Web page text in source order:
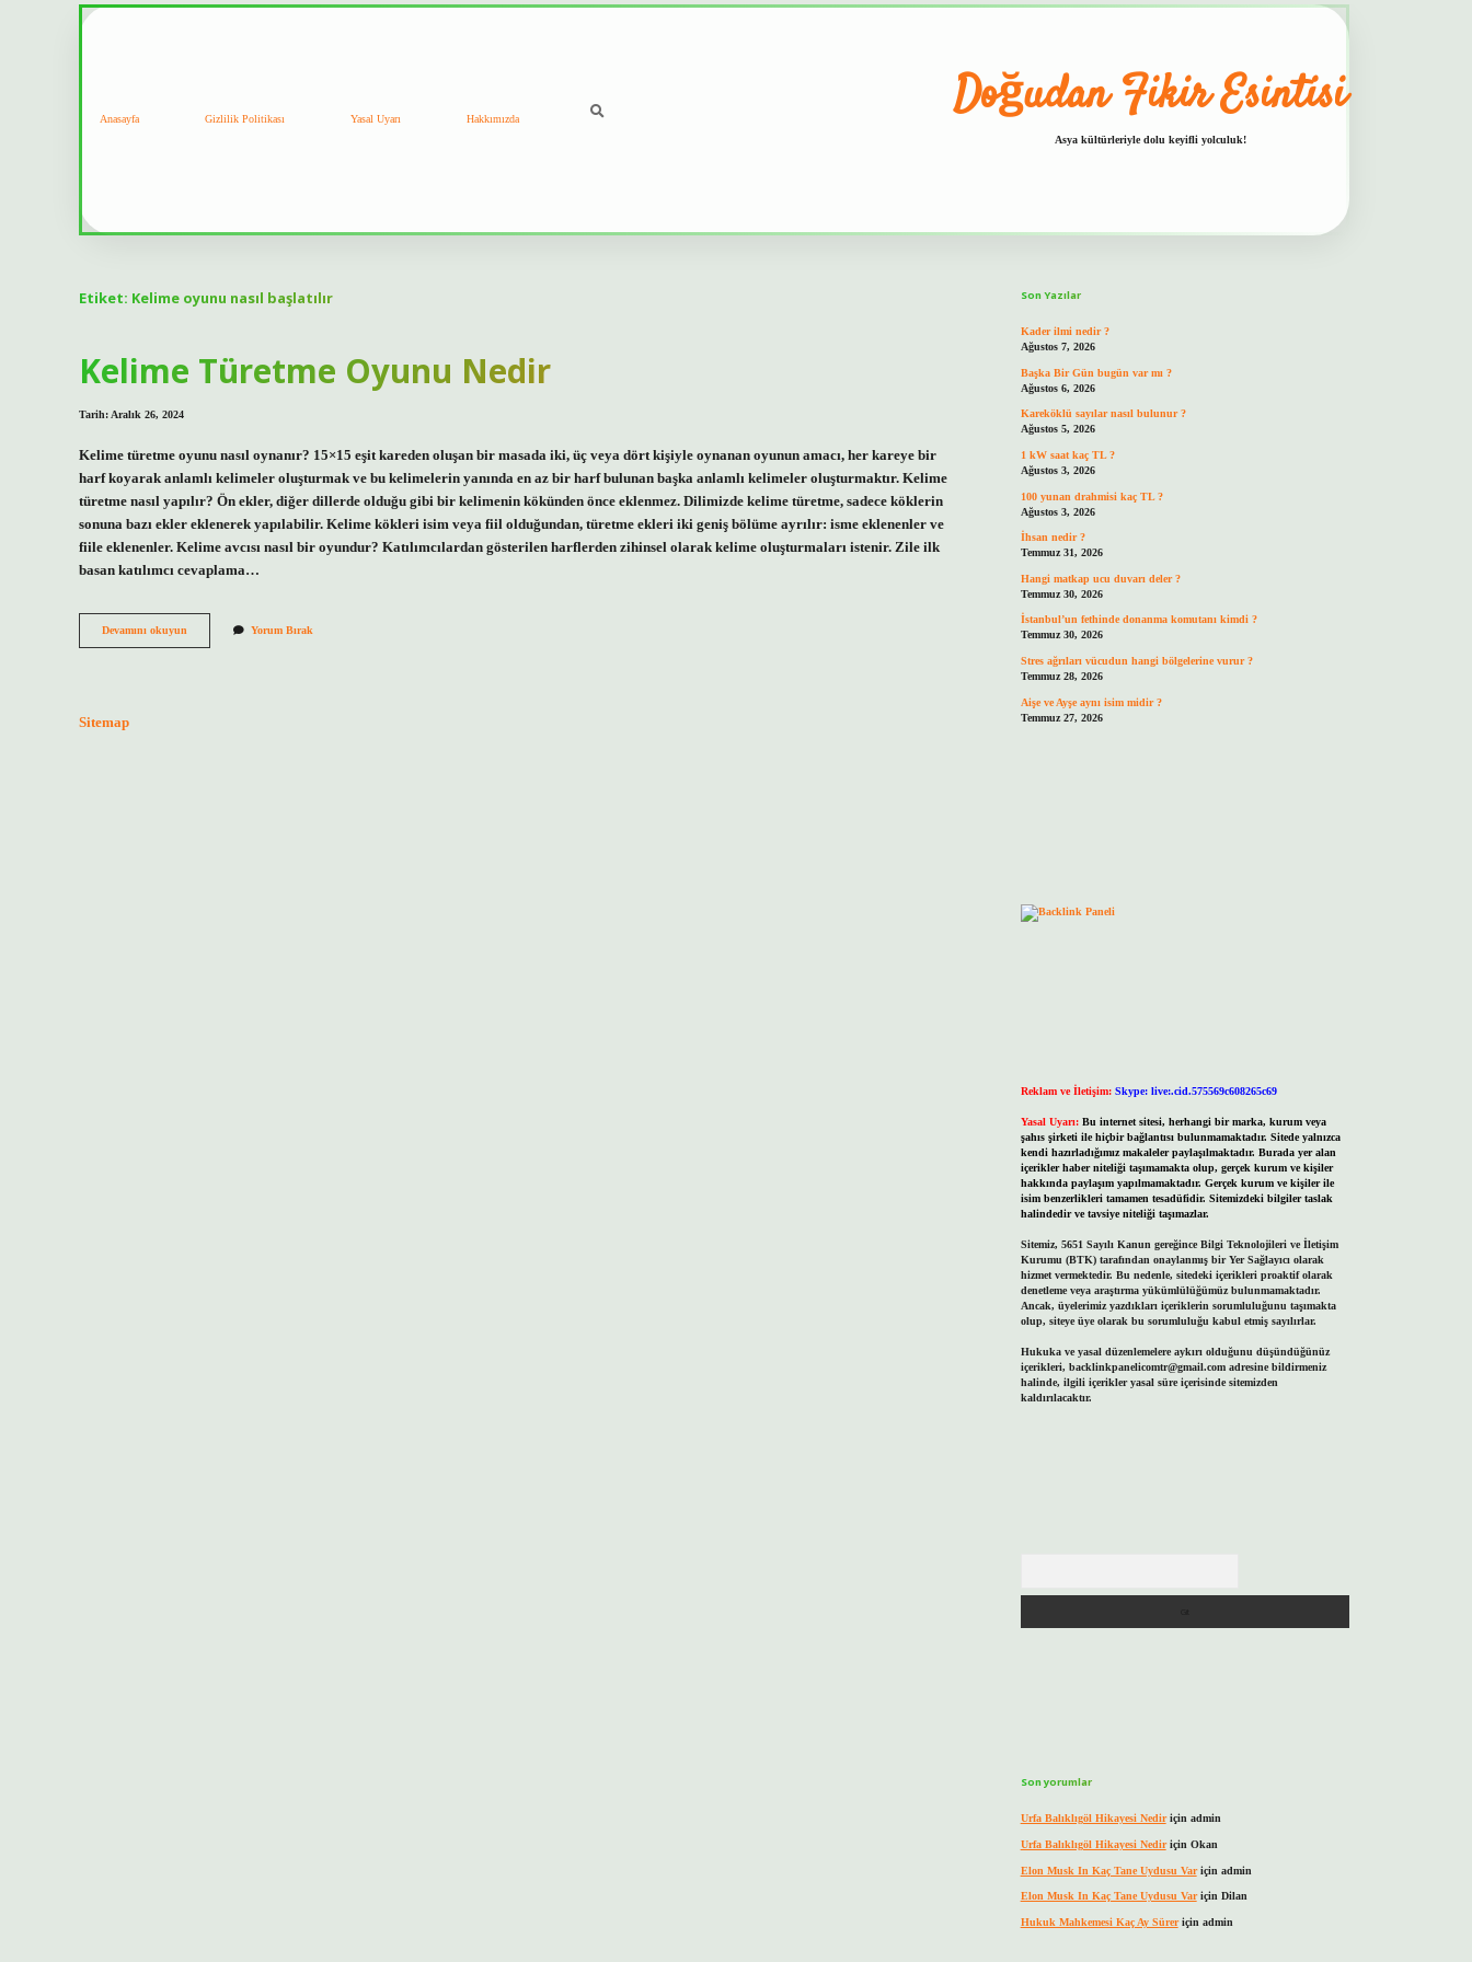
Anasayfa Gizlilik Politikası Yasal Uyarı Hakkımızda Doğudan Fikir Esintisi
Asya kültürleriyle dolu keyifli yolculuk!
Etiket: Kelime oyunu nasıl başlatılır
Kelime Türetme Oyunu Nedir
Tarih: Aralık 26, 2024
Kelime türetme oyunu nasıl oynanır? 15×15 eşit kareden oluşan bir masada iki, üç veya dört kişiyle oynanan oyunun amacı, her kareye bir
harf koyarak anlamlı kelimeler oluşturmak ve bu kelimelerin yanında en az bir harf bulunan başka anlamlı kelimeler oluşturmaktır. Kelime
türetme nasıl yapılır? Ön ekler, diğer dillerde olduğu gibi bir kelimenin kökünden önce eklenmez. Dilimizde kelime türetme, sadece köklerin
sonuna bazı ekler eklenerek yapılabilir. Kelime kökleri isim veya fiil olduğundan, türetme ekleri iki geniş bölüme ayrılır: isme eklenenler ve
fiile eklenenler. Kelime avcısı nasıl bir oyundur? Katılımcılardan gösterilen harflerden zihinsel olarak kelime oluşturmaları istenir. Zile ilk
basan katılımcı cevaplama…
Devamını okuyun
Türetme
Yorum Bırak
Sitemap
Son Yazılar
Kader ilmi nedir ?
Ağustos 7, 2026
Başka Bir Gün bugün var mı ?
Ağustos 6, 2026
Kareköklü sayılar nasıl bulunur ?
Ağustos 5, 2026
1 kW saat kaç TL ?
Ağustos 3, 2026
100 yunan drahmisi kaç TL ?
Ağustos 3, 2026
İhsan nedir ?
Temmuz 31, 2026
Hangi matkap ucu duvarı deler ?
Temmuz 30, 2026
İstanbul’un fethinde donanma komutanı kimdi ?
Temmuz 30, 2026
Stres ağrıları vücudun hangi bölgelerine vurur ?
Temmuz 28, 2026
Aişe ve Ayşe aynı isim midir ?
Temmuz 27, 2026
Reklam ve İletişim: Skype: live:.cid.575569c608265c69
Yasal Uyarı: Bu internet sitesi, herhangi bir marka, kurum veya
şahıs şirketi ile hiçbir bağlantısı bulunmamaktadır. Sitede yalnızca
kendi hazırladığımız makaleler paylaşılmaktadır. Burada yer alan
içerikler haber niteliği taşımamakta olup, gerçek kurum ve kişiler
hakkında paylaşım yapılmamaktadır. Gerçek kurum ve kişiler ile
isim benzerlikleri tamamen tesadüfidir. Sitemizdeki bilgiler taslak
halindedir ve tavsiye niteliği taşımazlar.
Sitemiz, 5651 Sayılı Kanun gereğince Bilgi Teknolojileri ve İletişim
Kurumu (BTK) tarafından onaylanmış bir Yer Sağlayıcı olarak
hizmet vermektedir. Bu nedenle, sitedeki içerikleri proaktif olarak
denetleme veya araştırma yükümlülüğümüz bulunmamaktadır.
Ancak, üyelerimiz yazdıkları içeriklerin sorumluluğunu taşımakta
olup, siteye üye olarak bu sorumluluğu kabul etmiş sayılırlar.
Hukuka ve yasal düzenlemelere aykırı olduğunu düşündüğünüz
içerikleri, backlinkpanelicomtr@gmail.comadresine bildirmeniz
halinde, ilgili içerikler yasal süre içerisinde sitemizden
kaldırılacaktır.
Son yorumlar
Urfa Balıklıgöl Hikayesi Nediriçin admin
Urfa Balıklıgöl Hikayesi Nediriçin Okan
Elon Musk In Kaç Tane Uydusu Variçin admin
Elon Musk In Kaç Tane Uydusu Variçin Dilan
Hukuk Mahkemesi Kaç Ay Süreriçin admin